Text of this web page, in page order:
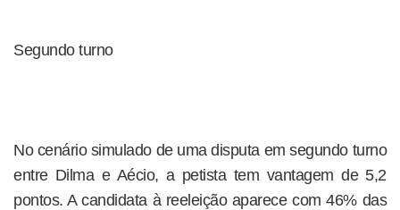
Segundo turno
No cenário simulado de uma disputa em segundo turno
entre Dilma e Aécio, a petista tem vantagem de 5,2
pontos. A candidata à reeleição aparece com 46% das